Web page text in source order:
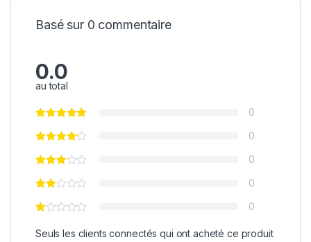
Basé sur 0 commentaire
0.0
au total
0
0
0
0
0
Seuls les clients connectés qui ont acheté ce produit